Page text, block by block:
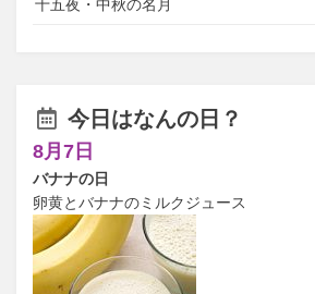
十五夜・中秋の名月
今日はなんの日？
8月7日
バナナの日
卵黄とバナナのミルクジュース